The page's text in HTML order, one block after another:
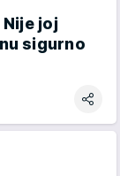
Nije joj
sigurno